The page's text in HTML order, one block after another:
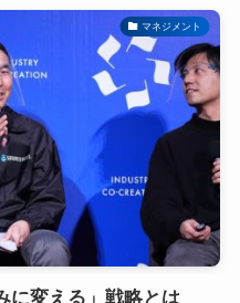
マネジメント
に変える」戦略とは